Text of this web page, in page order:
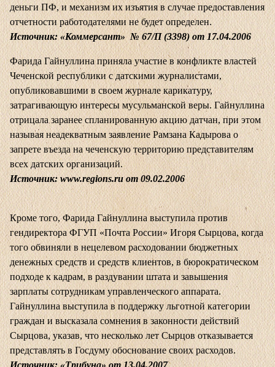
деньги ПФ, и механизм их изъятия в случае предоставления
отчетности работодателями не будет определен.
Источник: «Коммерсант» № 67/П (3398) от 17.04.2006
Фарида Гайнуллина приняла участие в конфликте властей
Чеченской республики с датскими журналистами,
опубликовавшими в своем журнале карикатуру,
затрагивающую интересы мусульманской веры. Гайнуллина
отрицала заранее спланированную акцию датчан, при этом
называя неадекватным заявление Рамзана Кадырова о
запрете въезда на чеченскую территорию представителям
всех датских организаций.
Источник:www.regions.ruот 09.02.2006
Кроме того, Фарида Гайнуллина выступила против
гендиректора ФГУП «Почта России» Игоря Сырцова, когда
того обвиняли в нецелевом расходовании бюджетных
денежных средств и средств клиентов, в бюрократическом
подходе к кадрам, в раздувании штата и завышения
зарплаты сотрудникам управленческого аппарата.
Гайнуллина выступила в поддержку льготной категории
граждан и высказала сомнения в законности действий
Сырцова, указав, что несколько лет Сырцов отказывается
представлять в Госдуму обоснование своих расходов.